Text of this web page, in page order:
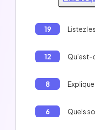
19
12 Qu'est-
8
6